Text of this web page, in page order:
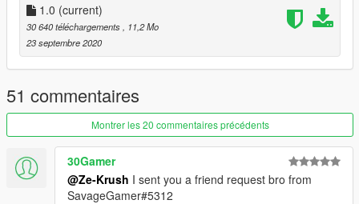
1.0 (current)
30 640 téléchargements
, 11,2 Mo
23 septembre 2020
51 commentaires
Montrer les 20 commentaires précédents
30Gamer
@Ze-Krush I sent you a friend request bro from
SavageGamer#5312